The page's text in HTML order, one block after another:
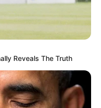
Reveals The Truth